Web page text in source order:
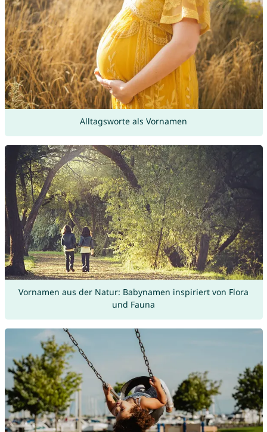
Alltagsworte als Vornamen
Vornamen aus der Natur: Babynamen inspiriert von Flora
und Fauna